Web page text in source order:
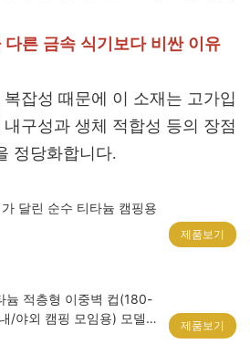
른 금속 식기보다 비싼 이유
잡성 때문에 이 소재는 고가입
구성과 생체 적합성 등의 장점
정당화합니다.
달린 순수 티타늄 캠핑용
제품보기
적층형 이중벽 컵(180-
/야외 캠핑 모임용) 모델
제품보기